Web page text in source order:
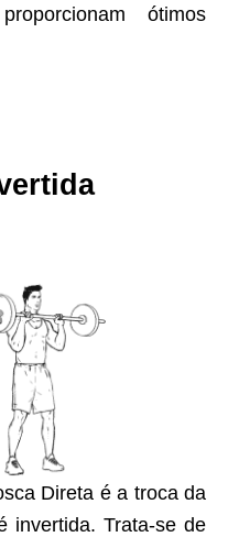
ótimos
Direta é a troca da
invertida. Trata-se de